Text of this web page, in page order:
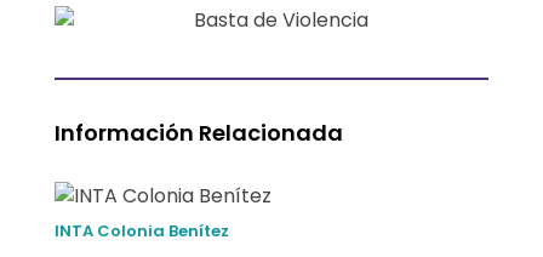
Información Relacionada
INTA Colonia Benítez